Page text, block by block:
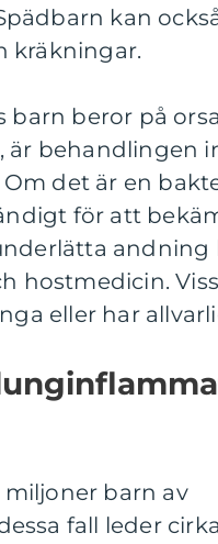
kan
kräkningar.
beror på
är behandlingen
det är en
för att
andning
hostmedicin.
eller har
miljoner barn av
fall leder